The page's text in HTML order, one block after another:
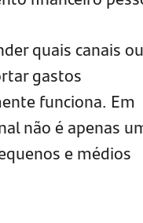
quais canais ou
gastos
funciona. Em
não é apenas
e médios